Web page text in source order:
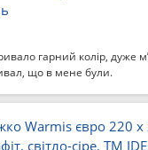
гарний колір, дуже
що в мене були.
Warmis євро 220 x
світло-сіре, ТМ